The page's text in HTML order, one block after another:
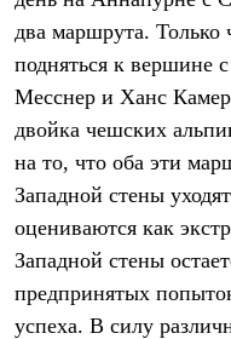
Лёгкая одежда
Футболки
Рубашки
Толстовки
Брюки
Шорты
Женская одежда
Утепленная пухом
Куртки
Жилеты
Утепленная синтетикой
Брюки
Штормовая одежда
два маршрута. Только
подняться к вершине
Месснер и Ханс
двойка чешских
на то, что оба эти
Западной стены
оцениваются как
Западной стены
предпринятых
успеха. В силу